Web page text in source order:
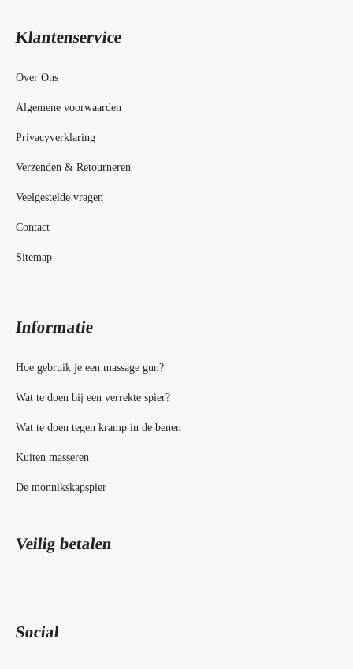
Klantenservice
Over Ons
Algemene voorwaarden
Privacyverklaring
Verzenden & Retourneren
Veelgestelde vragen
Contact
Sitemap
Informatie
Hoe gebruik je een massage gun?
Wat te doen bij een verrekte spier?
Wat te doen tegen kramp in de benen
Kuiten masseren
De monnikskapspier
Veilig betalen
Social